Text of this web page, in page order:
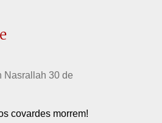
Nasrallah 30 de
covardes morrem!